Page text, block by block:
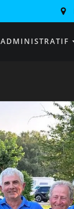
ADMINISTRATIF